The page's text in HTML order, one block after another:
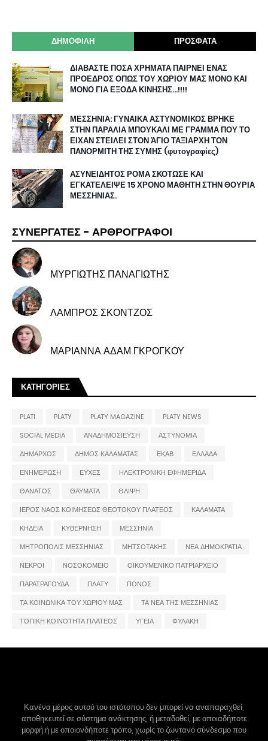
ΔΗΜΟΦΙΛΗ ΠΡΟΣΦΑΤΑ
ΔΙΑΒΑΣΤΕ ΠΟΣΑ ΧΡΗΜΑΤΑ ΠΑΙΡΝΕΙ ΕΝΑΣ
ΠΡΟΕΔΡΟΣ ΟΠΩΣ ΤΟΥ ΧΩΡΙΟΥ ΜΑΣ ΜΟΝΟ ΚΑΙ
ΜΟΝΟ ΓΙΑ ΕΞΟΔΑ ΚΙΝΗΣΗΣ…!!!!
ΜΕΣΣΗΝΙΑ: ΓΥΝΑΙΚΑ ΑΣΤΥΝΟΜΙΚΟΣ ΒΡΗΚΕ
ΣΤΗΝ ΠΑΡΑΛΙΑ ΜΠΟΥΚΑΛΙ ΜΕ ΓΡΑΜΜΑ ΠΟΥ ΤΟ
ΕΙΧΑΝ ΣΤΕΙΛΕΙ ΣΤΟΝ ΆΓΙΟ ΤΑΞΙΑΡΧΗ ΤΟΝ
ΠΑΝΟΡΜΙΤΗ ΤΗΣ ΣΥΜΗΣ (φυτογραφίες)
ΑΣΥΝΕΙΔΗΤΟΣ ΡΟΜΑ ΣΚΟΤΩΣΕ ΚΑΙ
ΕΓΚΑΤΕΛΕΙΨΕ 15 ΧΡΟΝΟ ΜΑΘΗΤΗ ΣΤΗΝ ΘΟΥΡΙΑ
ΜΕΣΣΗΝΙΑΣ.
ΣΥΝΕΡΓΑΤΕΣ - ΑΡΘΡΟΓΡΑΦΟΙ
ΜΥΡΓΙΩΤΗΣ ΠΑΝΑΓΙΩΤΗΣ
ΛΑΜΠΡΟΣ ΣΚΟΝΤΖΟΣ
ΜΑΡΙΑΝΝΑ ΑΔΑΜ ΓΚΡΟΓΚΟΥ
ΚΑΤΗΓΟΡΙΕΣ
PLATI PLATY PLATY MAGAZINE
PLATY NEWS
SOCIAL MEDIA
ΑΝΑΔΗΜΟΣΙΕΥΣΗ
ΑΣΤΥΝΟΜΙΑ
ΔΗΜΑΡΧΟΣ
ΔΗΜΟΣ ΚΑΛΑΜΑΤΑΣ ΕΚΑΒ
ΕΛΛΑΔΑ
ΕΝΗΜΕΡΩΣΗ
ΕΥΧΕΣ
ΗΛΕΚΤΡΟΝΙΚΗ ΕΦΗΜΕΡΙΔΑ
ΘΑΝΑΤΟΣ
ΘΑΥΜΑΤΑ
ΘΛΙΨΗ
ΙΕΡΟΣ ΝΑΟΣ ΚΟΙΜΗΣΕΩΣ ΘΕΟΤΟΚΟΥ ΠΛΑΤΕΟΣ
ΚΑΛΑΜΑΤΑ
ΚΗΔΕΙΑ
ΚΥΒΕΡΝΗΣΗ
ΜΕΣΣΗΝΙΑ
ΜΗΤΡΟΠΟΛΙΣ ΜΕΣΣΗΝΙΑΣ
ΜΗΤΣΟΤΑΚΗΣ
ΝΕΑ ΔΗΜΟΚΡΑΤΙΑ
ΝΕΚΡΟΙ
ΝΟΣΟΚΟΜΕΙΟ
ΟΙΚΟΥΜΕΝΙΚΟ ΠΑΤΡΙΑΡΧΕΙΟ
ΠΑΡΑΤΡΑΓΟΥΔΑ
ΠΛΑΤΥ
ΠΟΝΟΣ
ΤΑ ΚΟΙΝΩΝΙΚΑ ΤΟΥ ΧΩΡΙΟΥ ΜΑΣ
ΤΑ ΝΕΑ ΤΗΣ ΜΕΣΣΗΝΙΑΣ
ΤΟΠΙΚΗ ΚΟΙΝΟΤΗΤΑ ΠΛΑΤΕΟΣ
ΥΓΕΙΑ ΦΥΛΑΚΗ
Κανένα μέρος αυτού του ιστότοπου δεν μπορεί να αναπαραχθεί,
αποθηκευτεί σε σύστημα ανάκτησης, ή μεταδοθεί, με οποιαδήποτε
μορφή ή με οποιονδήποτε τρόπο, χωρίς το ζωντανό σύνδεσμο που